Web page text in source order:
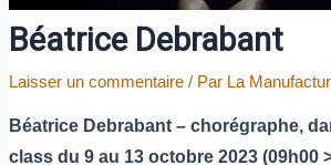
Béatrice Debrabant
Laisser un commentaire / Par La
Béatrice Debrabant – chorégraphe,
class du 9 au 13 octobre 2023 (09h00